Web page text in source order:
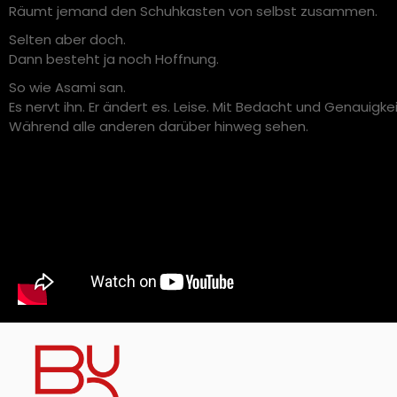
Räumt jemand den Schuhkasten von selbst zusammen.
Selten aber doch.
Dann besteht ja noch Hoffnung.
So wie Asami san.
Es nervt ihn. Er ändert es. Leise. Mit Bedacht und
Während alle anderen darüber hinweg sehen.